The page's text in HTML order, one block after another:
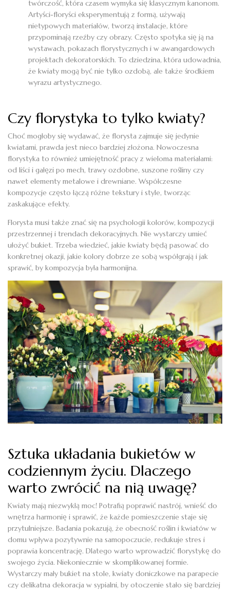
twórczość, która czasem wymyka się klasycznym kanonom.
Artyści-floryści eksperymentują z formą, używają
nietypowych materiałów, tworzą instalacje, które
przypominają rzeźby czy obrazy. Często spotyka się ją na
wystawach, pokazach florystycznych i w awangardowych
projektach dekoratorskich. To dziedzina, która udowadnia,
że kwiaty mogą być nie tylko ozdobą, ale także środkiem
wyrazu artystycznego.
Czy florystyka to tylko kwiaty?
Choć mogłoby się wydawać, że florysta zajmuje się jedynie
kwiatami, prawda jest nieco bardziej złożona. Nowoczesna
florystyka to również umiejętność pracy z wieloma materiałami:
od liści i gałęzi po mech, trawy ozdobne, suszone rośliny czy
nawet elementy metalowe i drewniane. Współczesne
kompozycje często łączą różne tekstury i style, tworząc
zaskakujące efekty.
Florysta musi także znać się na psychologii kolorów, kompozycji
przestrzennej i trendach dekoracyjnych. Nie wystarczy umieć
ułożyć bukiet. Trzeba wiedzieć, jakie kwiaty będą pasować do
konkretnej okazji, jakie kolory dobrze ze sobą współgrają i jak
sprawić, by kompozycja była harmonijna.
Sztuka układania bukietów w
codziennym życiu. Dlaczego
warto zwrócić na nią uwagę?
Kwiaty mają niezwykłą moc! Potrafią poprawić nastrój, wnieść do
wnętrza harmonię i sprawić, że każde pomieszczenie staje się
przytulniejsze. Badania pokazują, że obecność roślin i kwiatów w
domu wpływa pozytywnie na samopoczucie, redukuje stres i
poprawia koncentrację. Dlatego warto wprowadzić florystykę do
swojego życia. Niekoniecznie w skomplikowanej formie.
Wystarczy mały bukiet na stole, kwiaty doniczkowe na parapecie
czy delikatna dekoracja w sypialni, by otoczenie stało się bardziej